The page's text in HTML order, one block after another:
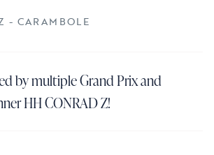
- CARAMBOLE
by multiple Grand Prix and
HH CONRAD Z!